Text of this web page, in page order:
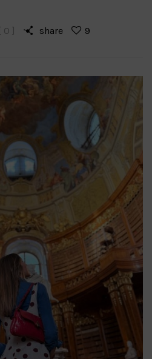
[ 0 ] share 9